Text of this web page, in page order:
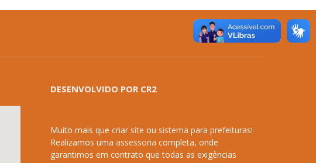
DESENVOLVIDO POR CR2
Muito mais que criar site ou sistema para prefeituras!
Realizamos uma assessoria completa, onde
garantimos em contrato que todas as exigências